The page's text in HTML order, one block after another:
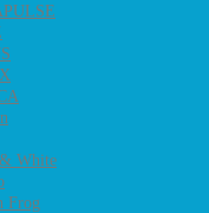
White
Frog